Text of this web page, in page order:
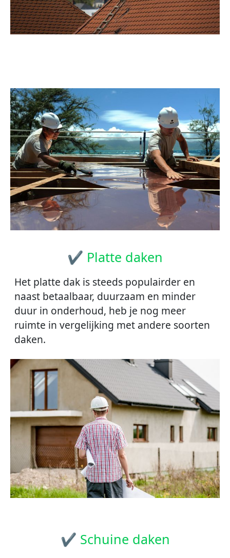
✔ Platte daken
Het platte dak is steeds populairder en
naast betaalbaar, duurzaam en minder
duur in onderhoud, heb je nog meer
ruimte in vergelijking met andere soorten
daken.
✔ Schuine daken